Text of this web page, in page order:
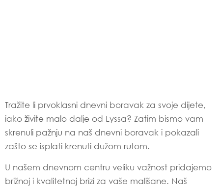
Tražite li prvoklasni dnevni boravak za svoje dijete,
iako živite malo dalje od Lyssa? Zatim bismo vam
skrenuli pažnju na naš dnevni boravak i pokazali
zašto se isplati krenuti dužom rutom.
U našem dnevnom centru veliku važnost pridajemo
brižnoj i kvalitetnoj brizi za vaše mališane. Naš